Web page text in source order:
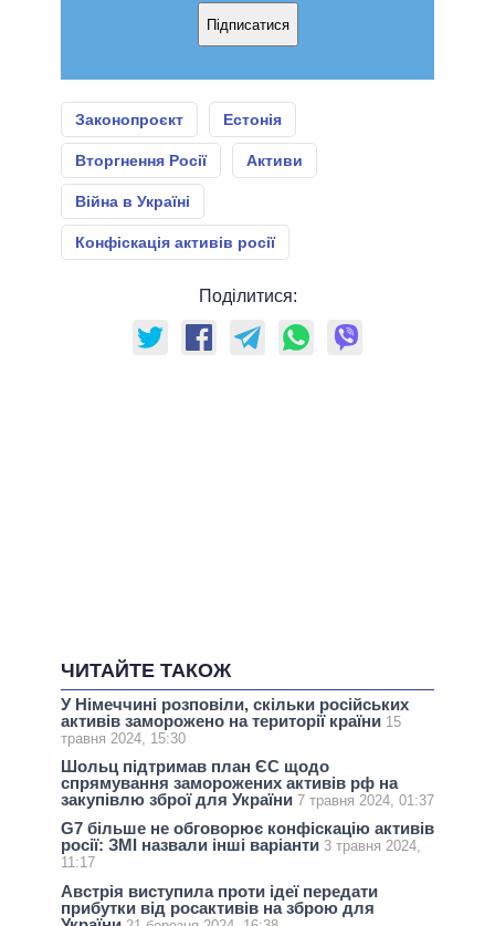
Підписатися
Законопроєкт Естонія
Вторгнення Росії Активи
Війна в Україні
Конфіскація активів росії
Поділитися:
ЧИТАЙТЕ ТАКОЖ
У Німеччині розповіли, скільки російськиx
активів заморожено на території країни 15
травня 2024, 15:30
Шольц підтримав план ЄС щодо
спрямування заморожених активів рф на
закупівлю зброї для України 7 травня 2024, 01:37
G7 більше не обговорює конфіскацію активів
росії: ЗМІ назвали інші варіанти 3 травня 2024,
11:17
Австрія виступила проти ідеї передати
прибутки від росактивів на зброю для